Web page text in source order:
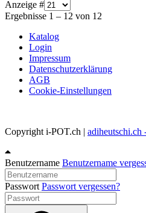
Anzeige #
Ergebnisse 1 – 12 von 12
Katalog
Login
Impressum
Datenschutzerklärung
AGB
Cookie-Einstellungen
Copyright i-POT.ch | adiheutschi.ch
Benutzername Benutzername
Passwort Passwort vergessen?